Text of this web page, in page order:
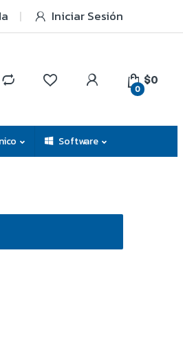
Iniciar Sesión
0
$0
Software